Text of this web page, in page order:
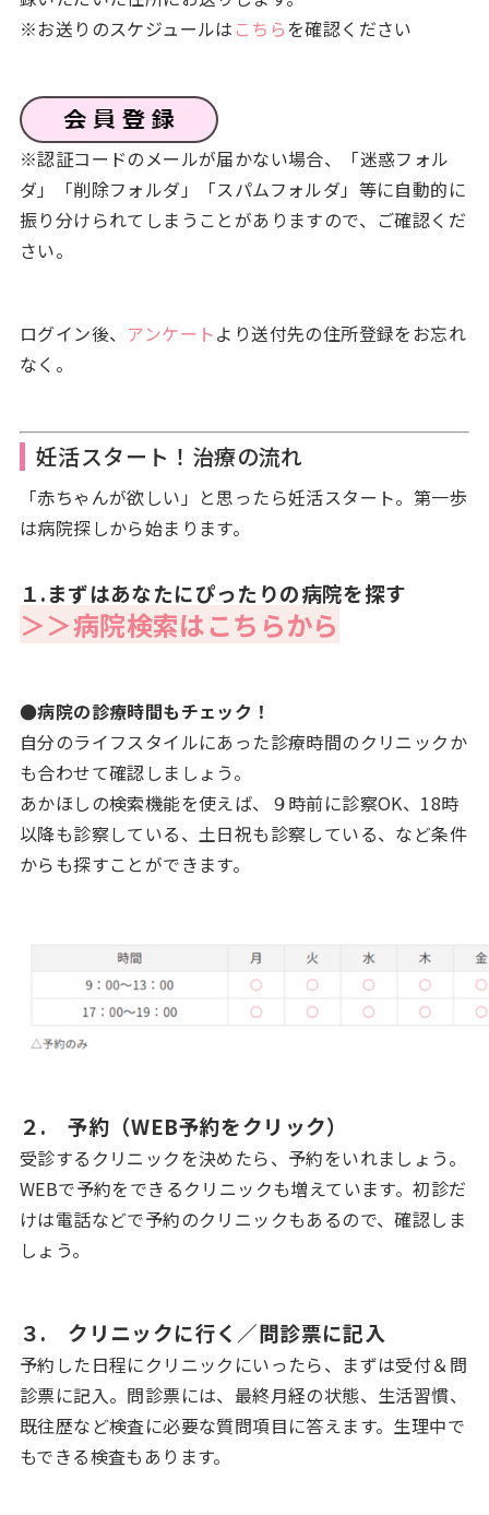
※お送りのスケジュールは こちらを確認ください
※認証コードのメールが届かない場合、「迷惑フォル
ダ」「削除フォルダ」「スパムフォルダ」等に自動的に
振り分けられてしまうことがありますので、ご確認くだ
さい。
ログイン後、 アンケートより送付先の住所登録をお忘れ
なく。
妊活スタート！治療の流れ
「赤ちゃんが欲しい」と思ったら妊活スタート。第一歩
は病院探しから始まります。
１.まずはあなたにぴったりの病院を探す
＞＞病院検索はこちらから
●病院の診療時間もチェック！
自分のライフスタイルにあった診療時間のクリニックか
も合わせて確認しましょう。
あかほしの検索機能を使えば、９時前に診察OK、18時
以降も診察している、土日祝も診察している、など条件
からも探すことができます。
２. 予約（WEB予約をクリック）
受診するクリニックを決めたら、予約をいれましょう。
WEBで予約をできるクリニックも増えています。初診だ
けは電話などで予約のクリニックもあるので、確認しま
しょう。
３. クリニックに行く／問診票に記入
予約した日程にクリニックにいったら、まずは受付＆問
診票に記入。問診票には、最終月経の状態、生活習慣、
既往歴など検査に必要な質問項目に答えます。生理中で
もできる検査もあります。